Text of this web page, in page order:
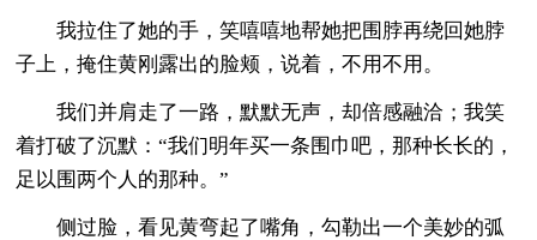
我拉住了她的手，笑嘻嘻地帮她把围脖再绕回她脖
子上，掩住黄刚露出的脸颊，说着，不用不用。
我们并肩走了一路，默默无声，却倍感融洽；我笑
着打破了沉默：“我们明年买一条围巾吧，那种长长的，
足以围两个人的那种。”
侧过脸，看见黄弯起了嘴角，勾勒出一个美妙的弧